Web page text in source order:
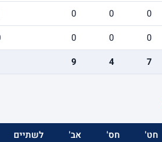
0
0
0
0
0
0
7
4
9
חט' חס' אב' לשתיים